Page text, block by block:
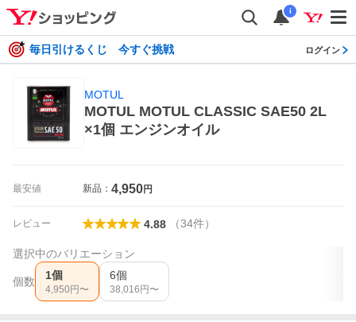
i
毎日引けるくじ 今すぐ挑戦 ログイン
MOTUL
MOTUL MOTUL CLASSIC SAE50 2L
×1個 エンジンオイル
最安値 新品： 4,950円
レビュー 4.88 （34件）
選択中のバリエーション
個数 1個
4,950 円〜
6個
38,016 円〜